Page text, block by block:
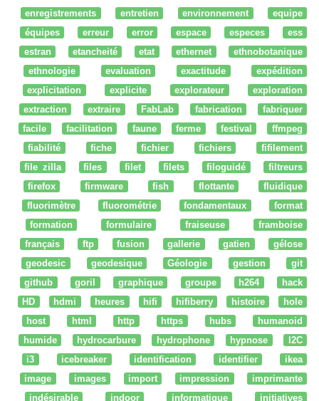
enregistrements
entretien environnement
equipe
équipes
erreur error espace especes
ess
estran
etancheité etat ethernet
ethnobotanique
ethnologie
evaluation exactitude
expédition
explicitation
explicite explorateur
exploration
extraction
extraire FabLab fabrication
fabriquer
facile
facilitation faune ferme festival
ffmpeg
fiabilité
fiche fichier fichiers
fifilement
file zilla
files filet filets filoguidé
filtreurs
firefox
firmware fish flottante
fluidique
fluorimètre
fluorométrie fondamentaux
format
formation
formulaire fraiseuse
framboise
français
ftp fusion gallerie gatien
gélose
geodesic
geodesique Géologie gestion
git
github
goril graphique groupe h264
hack
HD
hdmi heures hifi hifiberry histoire
hole
host
html http https hubs
humanoid
humide
hydrocarbure hydrophone hypnose
I2C
i3
icebreaker identification identifier
ikea
image
images import impression
imprimante
indésirable
indoor informatique initiatives